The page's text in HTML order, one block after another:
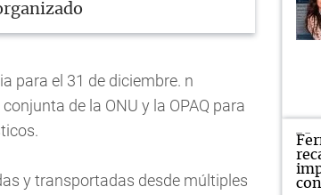
para el 31 de diciembre. n
de la ONU y la OPAQ para
y transportadas desde múltiples